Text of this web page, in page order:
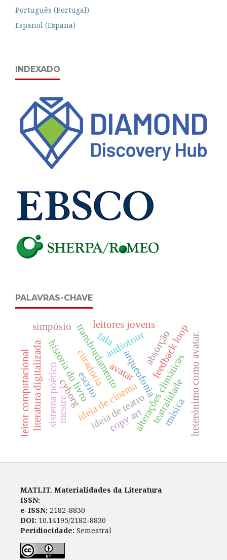
Português (Portugal)
Español (España)
INDEXADO
PALAVRAS-CHAVE
escrito arqueofonia
curadoria alterações climáticas
audiotour
ideia de teatro
ideia de cinema
absorção
teatralidade
transbordamento
historia do livro avatar
cyborg heterónimo como avatar.
copy art
literatura digitalizada
leitores jovens
simpósio
sistema poético
leitor computacional feedback loop
mestre música
fala
MATLIT. Materialidades da Literatura
ISSN: -
e-ISSN: 2182-8830
DOI: 10.14195/2182-8830
Peridiocidade: Semestral